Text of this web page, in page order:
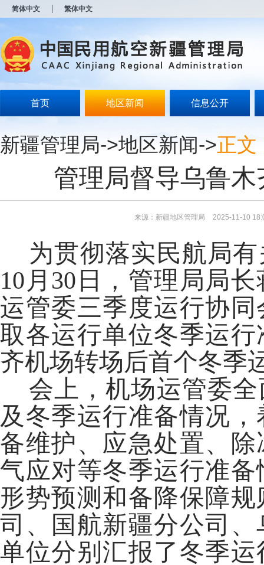
简体中文 繁体中文
首页 地区新闻 信息公开
新疆管理局->地区新闻->正文
管理局督导乌鲁
来源：新疆地区管理局 2025-11-10
为贯彻落实民航局有
10月30日，管理局局
运管委三季度运行协
取各运行单位冬季运
齐机场转场后首个冬季
会上，机场运管委全
及冬季运行准备情况
备维护、应急处置、
气应对等冬季运行准
形势预测和备降保障
司、国航新疆分公司
单位分别汇报了冬季
开
无
障
说
Alt
加